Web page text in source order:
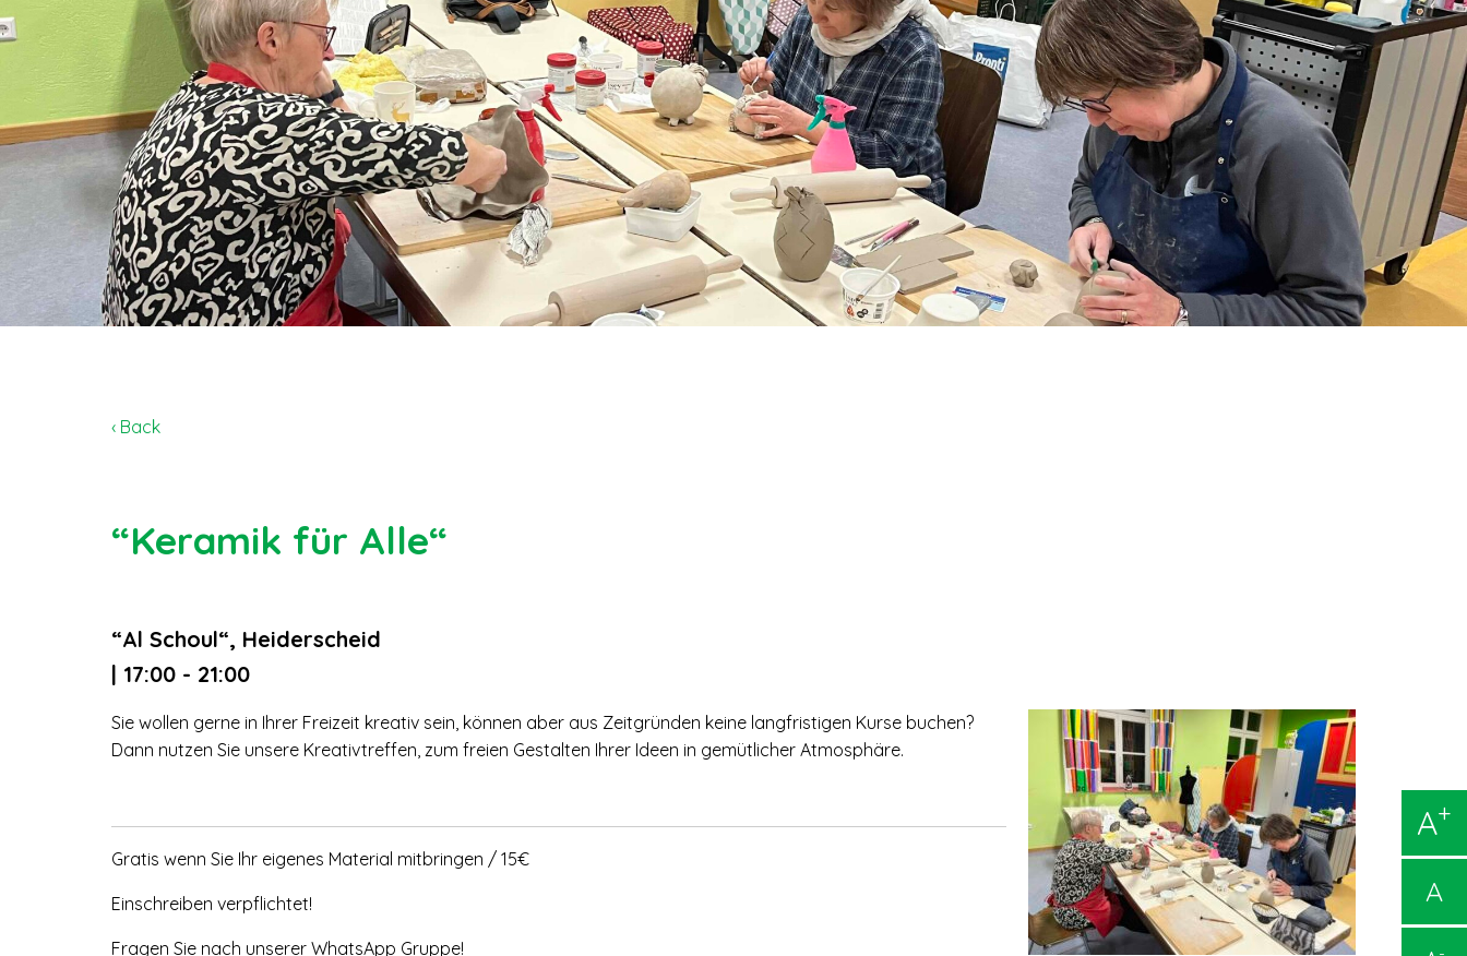
A+
A
‹ Back
“Keramik für Alle“
“Al Schoul“, Heiderscheid
| 17:00 - 21:00
Sie wollen gerne in Ihrer Freizeit kreativ sein, können aber aus Zeitgründen keine langfristigen Kurse buchen?
Dann nutzen Sie unsere Kreativtreffen, zum freien Gestalten Ihrer Ideen in gemütlicher Atmosphäre.
Gratis wenn Sie Ihr eigenes Material mitbringen / 15€
Einschreiben verpflichtet!
Fragen Sie nach unserer WhatsApp Gruppe!